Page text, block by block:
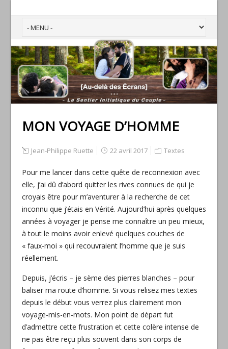
MON VOYAGE D’HOMME
Jean-Philippe Ruette 22 avril 2017 Textes
Pour me lancer dans cette quête de reconnexion avec
elle, j’ai dû d’abord quitter les rives connues de qui je
croyais être pour m’aventurer à la recherche de cet
inconnu que j’étais en Vérité. Aujourd’hui après quelques
années à voyager je pense me connaître un peu mieux,
à tout le moins avoir enlevé quelques couches de
« faux-moi » qui recouvraient l’homme que je suis
réellement.
Depuis, j’écris – je sème des pierres blanches – pour
baliser ma route d’homme. Si vous relisez mes textes
depuis le début vous verrez plus clairement mon
voyage-mis-en-mots. Mon point de départ fut
d’admettre cette frustration et cette colère intense de
ne pas être reçu plus souvent dans son corps de